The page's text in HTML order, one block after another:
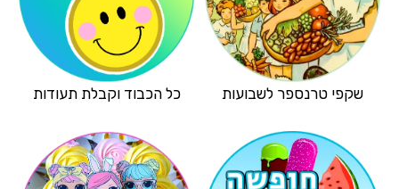
שקפי טרנספר לשבועות כל הכבוד וקבלת תעודות